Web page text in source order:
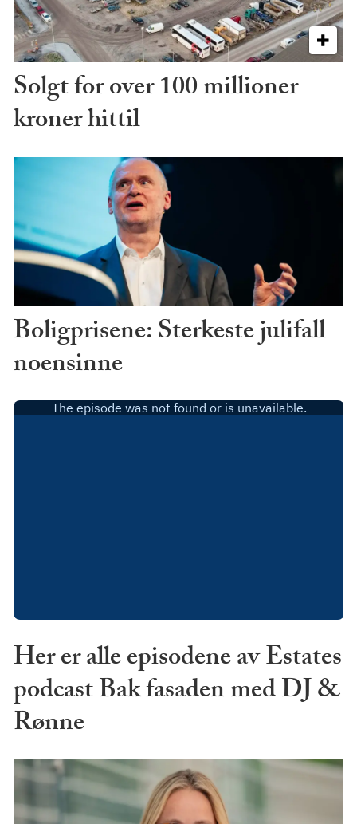
Solgt for over 100 millioner
kroner hittil
Boligprisene: Sterkeste julifall
noensinne
Her er alle episodene av Estates
podcast Bak fasaden med DJ &
Rønne